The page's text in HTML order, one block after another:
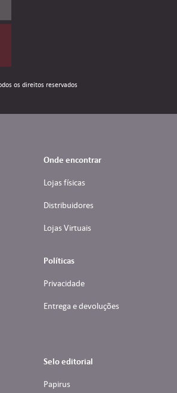
os direitos reservados
Onde encontrar
Lojas físicas
Distribuidores
Lojas Virtuais
Políticas
Privacidade
Entrega e devoluções
Selo editorial
Papirus